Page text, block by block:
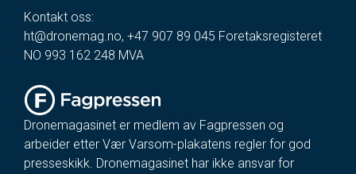
Kontakt oss:
ht@dronemag.no, +47 907 89 045 Foretaksregisteret
NO 993 162 248 MVA
Dronemagasinet er medlem av Fagpressen og
arbeider etter Vær Varsom-plakatens regler for god
presseskikk. Dronemagasinet har ikke ansvar for